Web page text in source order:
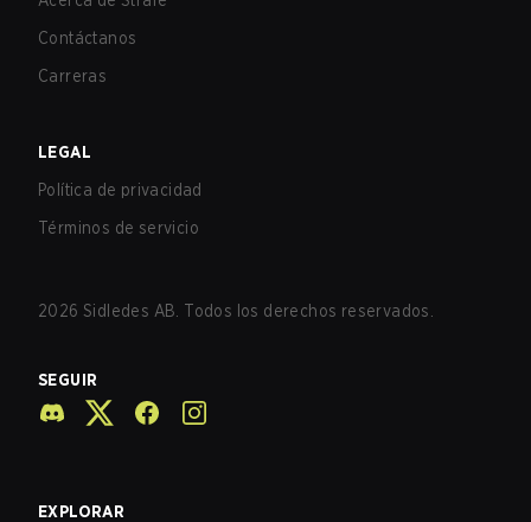
Contáctanos
Carreras
LEGAL
Política de privacidad
Términos de servicio
2026 Sidledes AB. Todos los derechos reservados.
SEGUIR
EXPLORAR